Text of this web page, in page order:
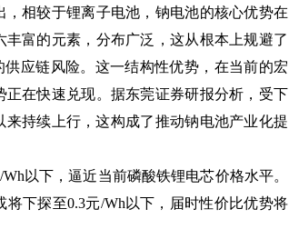
相较于锂离子电池，钠电池的核心优势在
富的元素，分布广泛，这从根本上规避了
应链风险。这一结构性优势，在当前的宏
在快速兑现。据东莞证券研报分析，受下
持续上行，这构成了推动钠电池产业化提
以下，逼近当前磷酸铁锂电芯价格水平。
下探至0.3元/Wh以下，届时性价比优势将